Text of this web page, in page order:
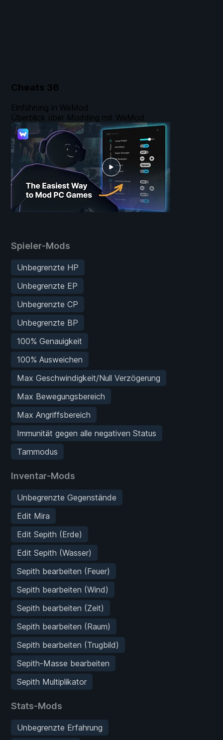
Cheats 36
Spieler-Mods
Unbegrenzte HP
Unbegrenzte EP
Unbegrenzte CP
Unbegrenzte BP
100% Genauigkeit
100% Ausweichen
Max Geschwindigkeit/Null Verzögerung
Max Bewegungsbereich
Max Angriffsbereich
Immunität gegen alle negativen Status
Tarnmodus
Inventar-Mods
Unbegrenzte Gegenstände
Edit Mira
Edit Sepith (Erde)
Edit Sepith (Wasser)
Sepith bearbeiten (Feuer)
Sepith bearbeiten (Wind)
Sepith bearbeiten (Zeit)
Sepith bearbeiten (Raum)
Sepith bearbeiten (Trugbild)
Sepith-Masse bearbeiten
Sepith Multiplikator
Stats-Mods
Unbegrenzte Erfahrung
Einführung in WeMod
Überblick über Modding mit WeMod